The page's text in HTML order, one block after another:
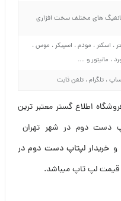
های مختلف سخت افزاری
، اسکنر ، مودم ، اسپیکر ، موس ،
، مانیتور و ….
، تلگرام ، تلفن ثابت
اطلاع گستر معتبر ترین
دست دوم در شهر تهران
خریدار لپتاپ دست دوم در
لپ تاپ میباشد.